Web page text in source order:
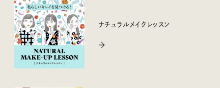
ナチュラルメイクレッスン